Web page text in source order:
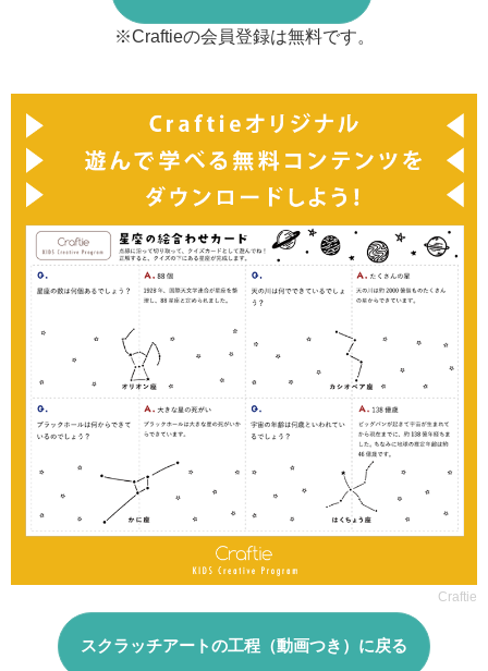
※Craftieの会員登録は無料です。
Craftie
スクラッチアートの工程（動画つき）に戻る